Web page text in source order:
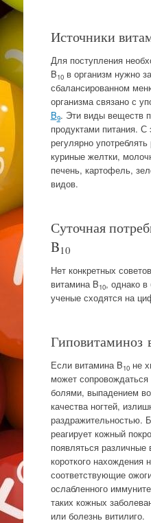
Источники
Для поступления
B10в организм нужно
сбалансированном
организма связано с
B9. Эти виды веществ
продуктами питания.
регулярно
куриные желтки,
печень, картофель,
видов.
Суточная
B10
Нет конкретных
витамина B10, однако в
ученые сходятся на
Гиповитаминоз
Если витамина B10не
может
болями, выпадением
качества ногтей,
раздражительностью.
реагирует кожный
появляться
короткого нахождения
соответствующие
ослабленного
таких кожных
или болезнь витилиго.